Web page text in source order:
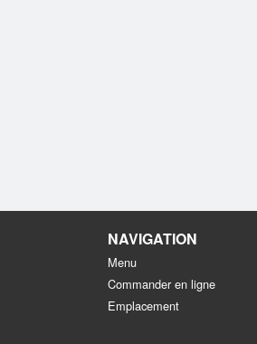
NAVIGATION
Menu
Commander en ligne
Emplacement